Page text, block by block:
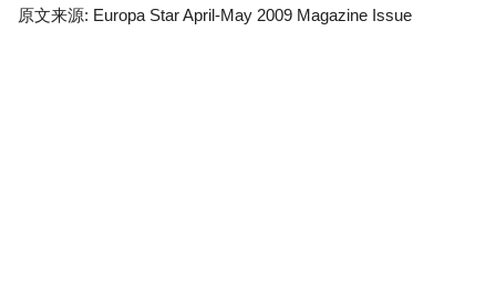
原文来源: Europa Star April-May 2009 Magazine Issue